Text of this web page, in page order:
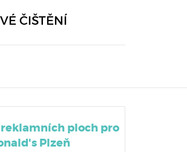
ČIŠTĚNÍ
ploch pro
Plzeň